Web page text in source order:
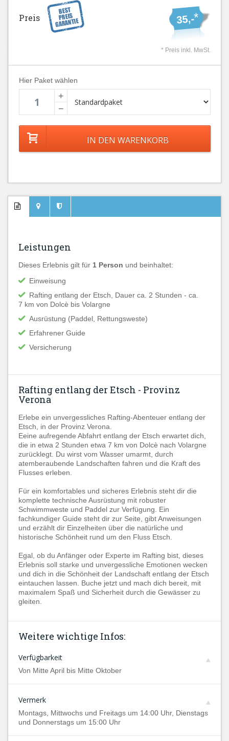
35,-*
Preis
* Preis inkl. MwSt.
Hier Paket wählen
+
−
Leistungen
Dieses Erlebnis gilt für 1 Person und beinhaltet:
Einweisung
Rafting entlang der Etsch, Dauer ca. 2 Stunden - ca.
7 km von Dolcè bis Volargne
Ausrüstung (Paddel, Rettungsweste)
Erfahrener Guide
Versicherung
Rafting entlang der Etsch - Provinz
Verona
Erlebe ein unvergessliches Rafting-Abenteuer entlang der
Etsch, in der Provinz Verona.
Eeine aufregende Abfahrt entlang der Etsch erwartet dich,
die in etwa 2 Stunden etwa 7 km von Dolcè nach Volargne
zurücklegt. Du wirst vom Wasser umarmt, durch
atemberaubende Landschaften fahren und die Kraft des
Flusses erleben.
Für ein komfortables und sicheres Erlebnis steht dir die
komplette technische Ausrüstung mit robuster
Schwimmweste und Paddel zur Verfügung. Ein
fachkundiger Guide steht dir zur Seite, gibt Anweisungen
und erzählt dir Einzelheiten über die natürliche und
historische Schönheit rund um den Fluss Etsch.
Egal, ob du Anfänger oder Experte im Rafting bist, dieses
Erlebnis soll starke und unvergessliche Emotionen wecken
und dich in die Schönheit der Landschaft entlang der Etsch
eintauchen lassen. Buche jetzt und mach dich bereit, mit
maximalem Spaß und Sicherheit durch die Gewässer zu
gleiten.
Weitere wichtige Infos:
Verfügbarkeit
Von Mitte April bis Mitte Oktober
Vermerk
Montags, Mittwochs und Freitags um 14:00 Uhr, Dienstags
und Donnerstags um 15:00 Uhr